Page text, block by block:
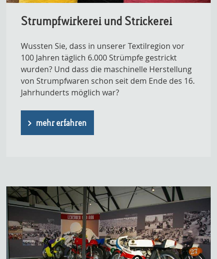
Strumpfwirkerei und Strickerei
Wussten Sie, dass in unserer Textilregion vor
100 Jahren täglich 6.000 Strümpfe gestrickt
wurden? Und dass die maschinelle Herstellung
von Strumpfwaren schon seit dem Ende des 16.
Jahrhunderts möglich war?
mehr erfahren